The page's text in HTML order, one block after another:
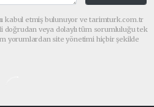
kabul etmiş bulunuyor ve tarimturk.com.tr
doğrudan veya dolaylı tüm sorumluluğu tek
yorumlardan site yönetimi hiçbir şekilde